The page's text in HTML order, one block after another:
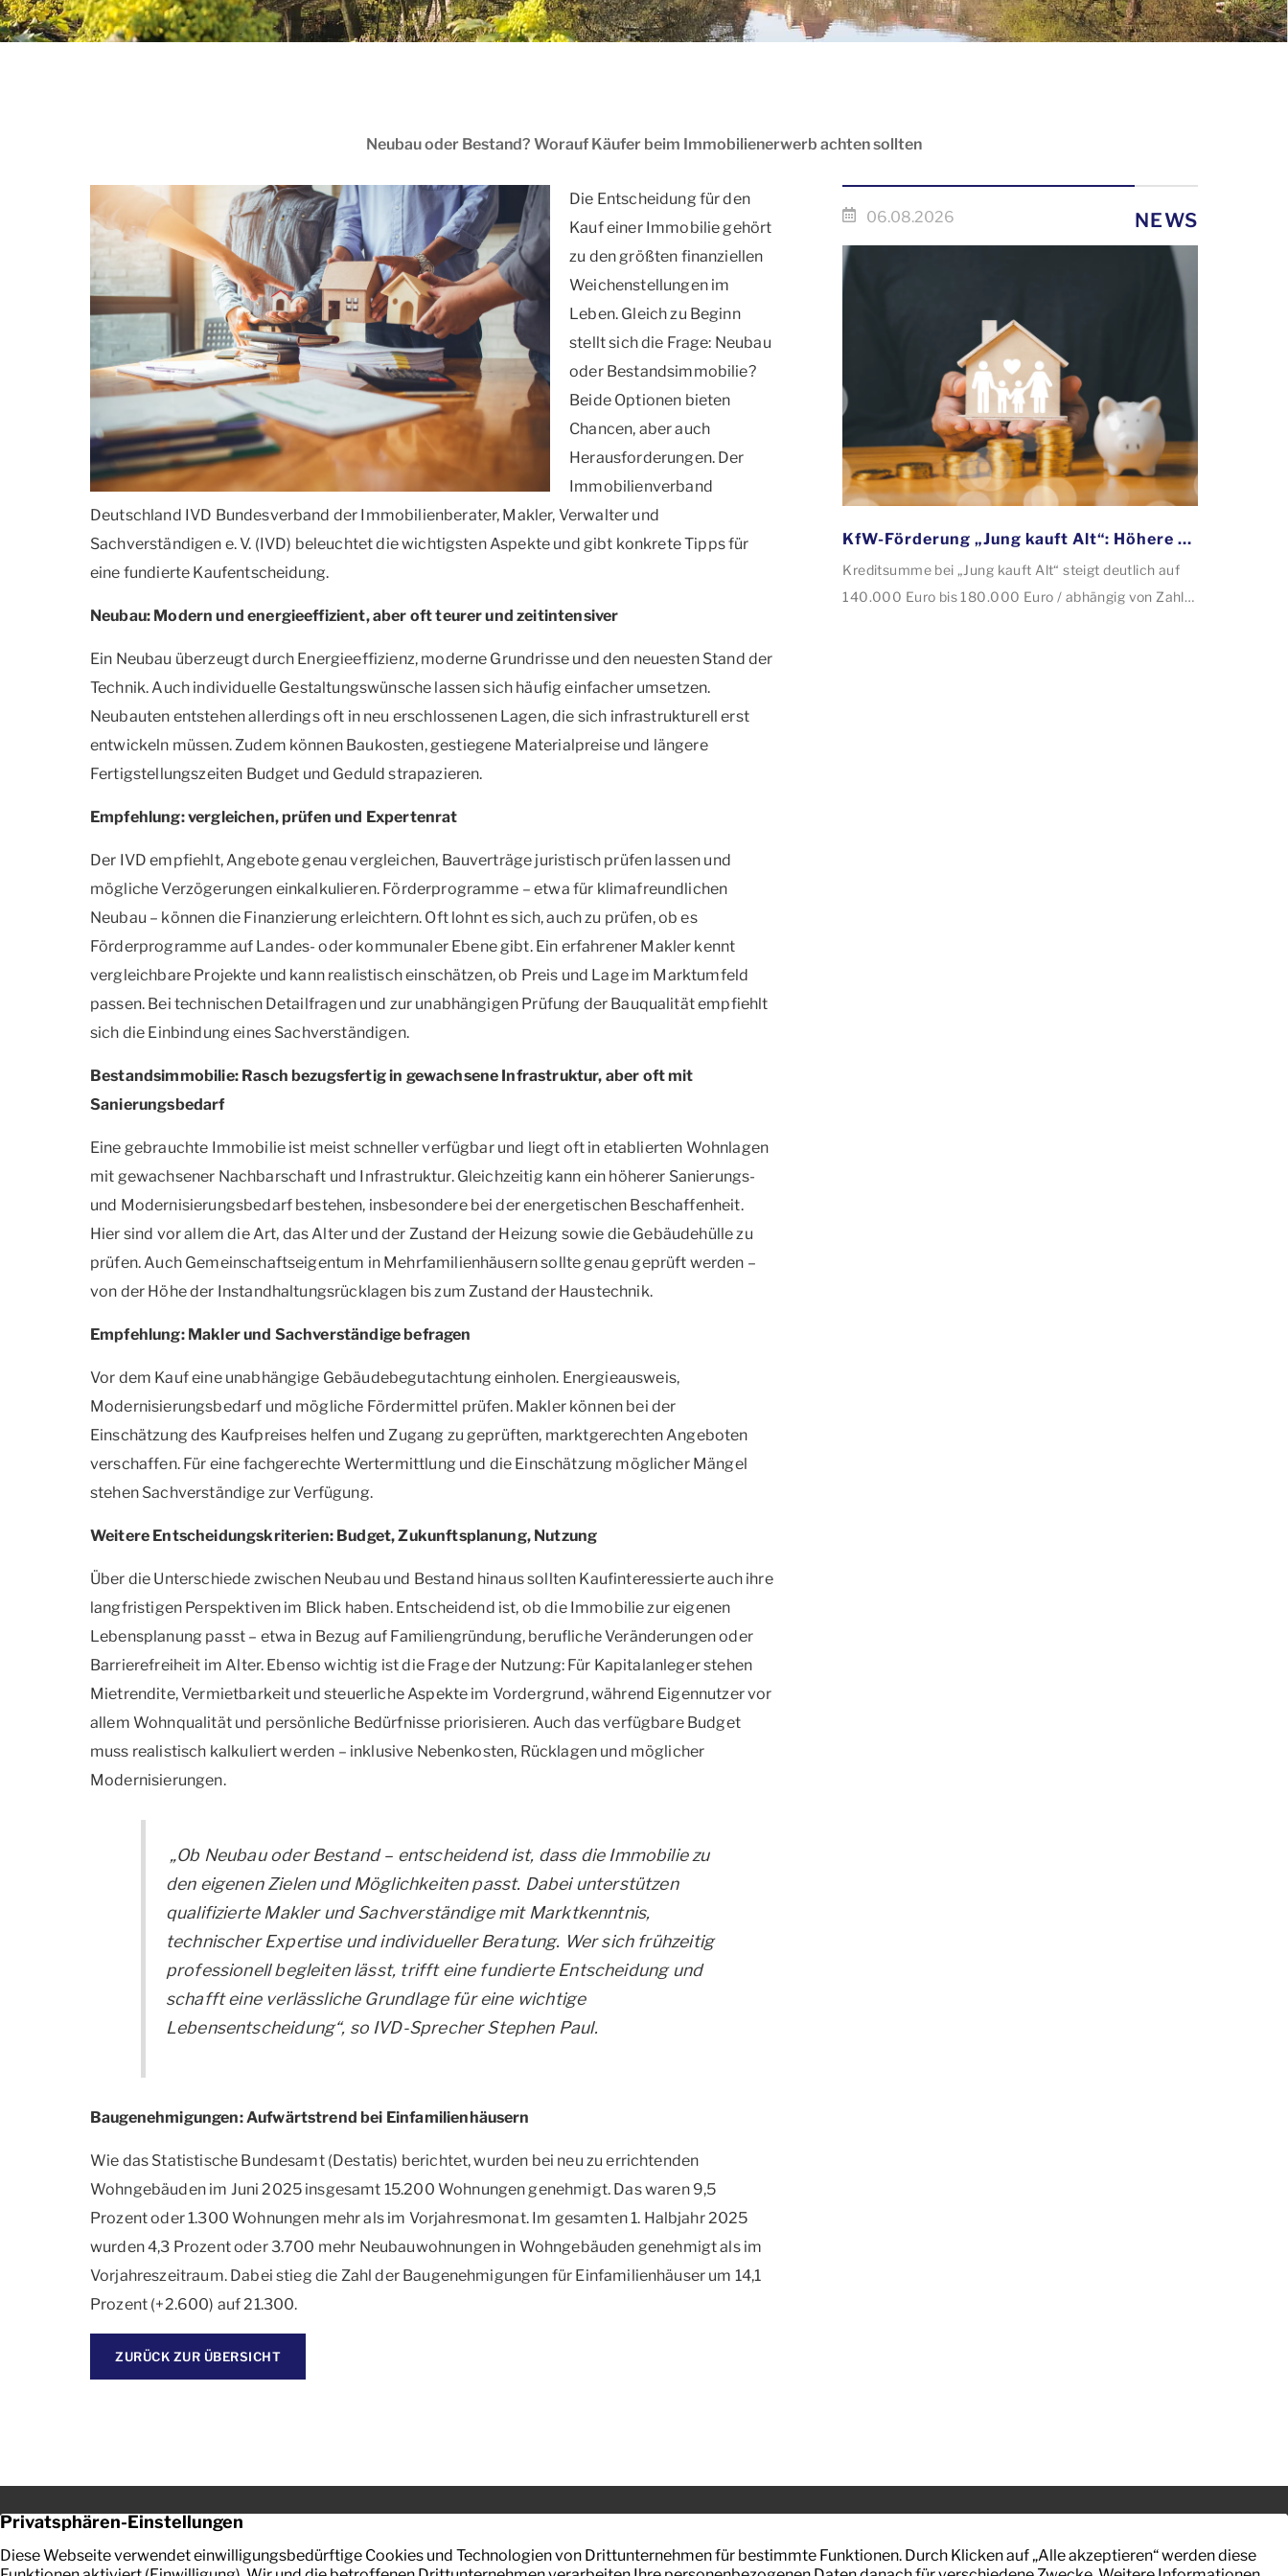
Neubau oder Bestand? Worauf Käufer beim Immobilienerwerb achten sollten
Die Entscheidung für den
Kauf einer Immobilie gehört
zu den größten finanziellen
Weichenstellungen im
Leben. Gleich zu Beginn
stellt sich die Frage: Neubau
oder Bestandsimmobilie?
Beide Optionen bieten
Chancen, aber auch
Herausforderungen. Der
Immobilienverband
Deutschland IVD Bundesverband der Immobilienberater, Makler, Verwalter und
Sachverständigen e. V. (IVD) beleuchtet die wichtigsten Aspekte und gibt konkrete Tipps für
eine fundierte Kaufentscheidung.
Neubau: Modern und energieeffizient, aber oft teurer und zeitintensiver
Ein Neubau überzeugt durch Energieeffizienz, moderne Grundrisse und den neuesten Stand der
Technik. Auch individuelle Gestaltungswünsche lassen sich häufig einfacher umsetzen.
Neubauten entstehen allerdings oft in neu erschlossenen Lagen, die sich infrastrukturell erst
entwickeln müssen. Zudem können Baukosten, gestiegene Materialpreise und längere
Fertigstellungszeiten Budget und Geduld strapazieren.
Empfehlung: vergleichen, prüfen und Expertenrat
Der IVD empfiehlt, Angebote genau vergleichen, Bauverträge juristisch prüfen lassen und
mögliche Verzögerungen einkalkulieren. Förderprogramme – etwa für klimafreundlichen
Neubau – können die Finanzierung erleichtern. Oft lohnt es sich, auch zu prüfen, ob es
Förderprogramme auf Landes- oder kommunaler Ebene gibt. Ein erfahrener Makler kennt
vergleichbare Projekte und kann realistisch einschätzen, ob Preis und Lage im Marktumfeld
passen. Bei technischen Detailfragen und zur unabhängigen Prüfung der Bauqualität empfiehlt
sich die Einbindung eines Sachverständigen.
Bestandsimmobilie: Rasch bezugsfertig in gewachsene Infrastruktur, aber oft mit
Sanierungsbedarf
Eine gebrauchte Immobilie ist meist schneller verfügbar und liegt oft in etablierten Wohnlagen
mit gewachsener Nachbarschaft und Infrastruktur. Gleichzeitig kann ein höherer Sanierungs-
und Modernisierungsbedarf bestehen, insbesondere bei der energetischen Beschaffenheit.
Hier sind vor allem die Art, das Alter und der Zustand der Heizung sowie die Gebäudehülle zu
prüfen. Auch Gemeinschaftseigentum in Mehrfamilienhäusern sollte genau geprüft werden –
von der Höhe der Instandhaltungsrücklagen bis zum Zustand der Haustechnik.
Empfehlung: Makler und Sachverständige befragen
Vor dem Kauf eine unabhängige Gebäudebegutachtung einholen. Energieausweis,
Modernisierungsbedarf und mögliche Fördermittel prüfen. Makler können bei der
Einschätzung des Kaufpreises helfen und Zugang zu geprüften, marktgerechten Angeboten
verschaffen. Für eine fachgerechte Wertermittlung und die Einschätzung möglicher Mängel
stehen Sachverständige zur Verfügung.
Weitere Entscheidungskriterien: Budget, Zukunftsplanung, Nutzung
Über die Unterschiede zwischen Neubau und Bestand hinaus sollten Kaufinteressierte auch ihre
langfristigen Perspektiven im Blick haben. Entscheidend ist, ob die Immobilie zur eigenen
Lebensplanung passt – etwa in Bezug auf Familiengründung, berufliche Veränderungen oder
Barrierefreiheit im Alter. Ebenso wichtig ist die Frage der Nutzung: Für Kapitalanleger stehen
Mietrendite, Vermietbarkeit und steuerliche Aspekte im Vordergrund, während Eigennutzer vor
allem Wohnqualität und persönliche Bedürfnisse priorisieren. Auch das verfügbare Budget
muss realistisch kalkuliert werden – inklusive Nebenkosten, Rücklagen und möglicher
Modernisierungen.
„Ob Neubau oder Bestand – entscheidend ist, dass die Immobilie zu
den eigenen Zielen und Möglichkeiten passt. Dabei unterstützen
qualifizierte Makler und Sachverständige mit Marktkenntnis,
technischer Expertise und individueller Beratung. Wer sich frühzeitig
professionell begleiten lässt, trifft eine fundierte Entscheidung und
schafft eine verlässliche Grundlage für eine wichtige
Lebensentscheidung“, so IVD-Sprecher Stephen Paul.
Baugenehmigungen: Aufwärtstrend bei Einfamilienhäusern
Wie das Statistische Bundesamt (Destatis) berichtet, wurden bei neu zu errichtenden
Wohngebäuden im Juni 2025 insgesamt 15.200 Wohnungen genehmigt. Das waren 9,5
Prozent oder 1.300 Wohnungen mehr als im Vorjahresmonat. Im gesamten 1. Halbjahr 2025
wurden 4,3 Prozent oder 3.700 mehr Neubauwohnungen in Wohngebäuden genehmigt als im
Vorjahreszeitraum. Dabei stieg die Zahl der Baugenehmigungen für Einfamilienhäuser um 14,1
Prozent (+2.600) auf 21.300.
ZURÜCK ZUR ÜBERSICHT
06.08.2026 NEWS
KfW-Förderung „Jung kauft Alt“: Höhere Kredite ab August 2026
Kreditsumme bei „Jung kauft Alt“ steigt deutlich auf
140.000 Euro bis 180.000 Euro / abhängig von Zahl